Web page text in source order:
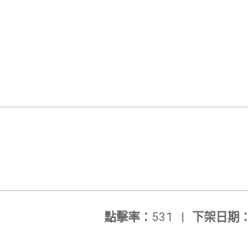
下架日期：
點擊率： 531 |